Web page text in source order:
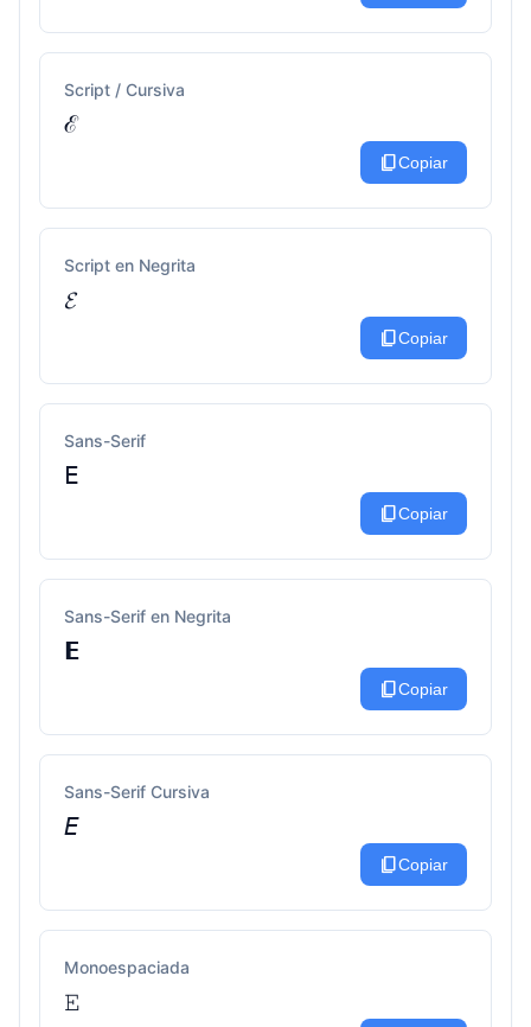
Script / Cursiva
ℰ
content_copyCopiar
Script en Negrita
𝓔
content_copyCopiar
Sans-Serif
𝖤
content_copyCopiar
Sans-Serif en Negrita
𝗘
content_copyCopiar
Sans-Serif Cursiva
𝘌
content_copyCopiar
Monoespaciada
𝙴